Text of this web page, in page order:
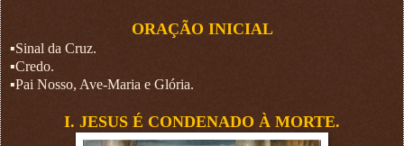
ORAÇÃO INICIAL
▪︎Sinal da Cruz.
▪︎Credo.
▪︎Pai Nosso, Ave-Maria e Glória.
I. JESUS É CONDENADO À MORTE.